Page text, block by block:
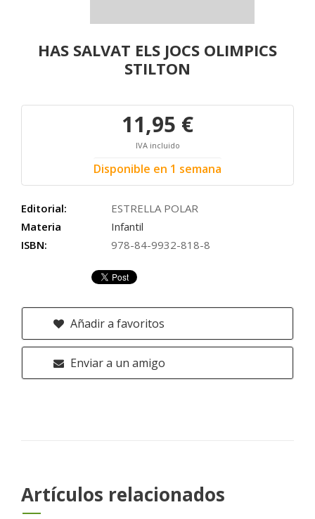
HAS SALVAT ELS JOCS OLIMPICS
STILTON
11,95 €
IVA incluido
Disponible en 1 semana
Editorial:
ESTRELLA POLAR
Materia
Infantil
ISBN:
978-84-9932-818-8
Añadir a favoritos
Enviar a un amigo
Artículos relacionados